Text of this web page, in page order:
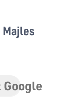
Majles
Google